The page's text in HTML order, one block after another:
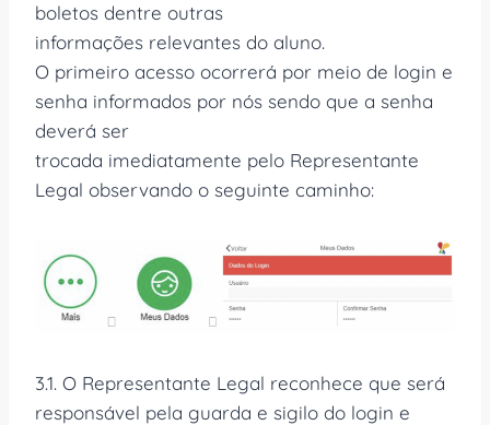
boletos dentre outras
informações relevantes do aluno.
O primeiro acesso ocorrerá por meio de login e
senha informados por nós sendo que a senha
deverá ser
trocada imediatamente pelo Representante
Legal observando o seguinte caminho:
3.1. O Representante Legal reconhece que será
responsável pela guarda e sigilo do login e